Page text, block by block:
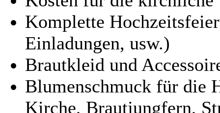
Komplette
Einladungen, usw.)
Brautkleid und
Blumenschmuck für die
Kirche, Brautjungfern,